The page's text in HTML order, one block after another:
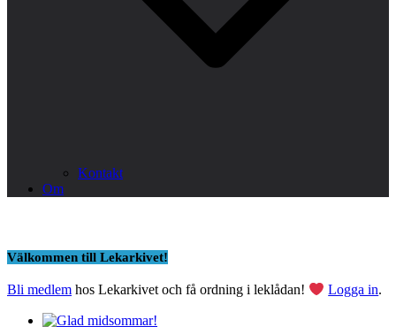
Kontakt
Om
Välkommen till Lekarkivet!
Bli medlem hos Lekarkivet och få ordning i leklådan! Logga in.